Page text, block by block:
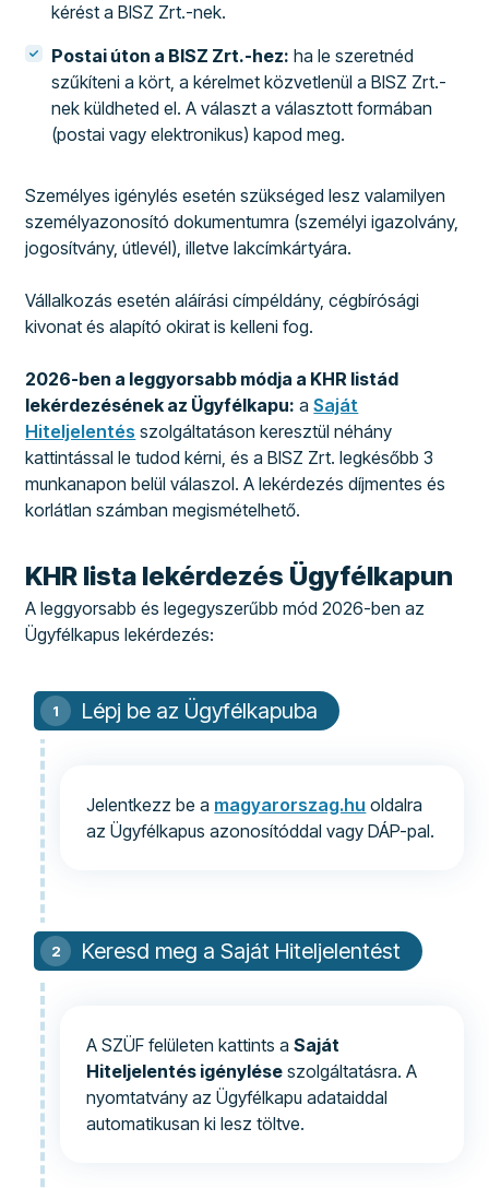
kérést a BISZ Zrt.-nek.
Postai úton a BISZ Zrt.-hez: ha le szeretnéd
szűkíteni a kört, a kérelmet közvetlenül a BISZ Zrt.-
nek küldheted el. A választ a választott formában
(postai vagy elektronikus) kapod meg.
Személyes igénylés esetén szükséged lesz valamilyen
személyazonosító dokumentumra (személyi igazolvány,
jogosítvány, útlevél), illetve lakcímkártyára.
Vállalkozás esetén aláírási címpéldány, cégbírósági
kivonat és alapító okirat is kelleni fog.
2026-ben a leggyorsabb módja a KHR listád
lekérdezésének az Ügyfélkapu: aSaját
Hiteljelentés szolgáltatáson keresztül néhány
kattintással le tudod kérni, és a BISZ Zrt. legkésőbb 3
munkanapon belül válaszol. A lekérdezés díjmentes és
korlátlan számban megismételhető.
KHR lista lekérdezés Ügyfélkapun
A leggyorsabb és legegyszerűbb mód 2026-ben az
Ügyfélkapus lekérdezés:
Lépj be az Ügyfélkapuba
Jelentkezz be a magyarorszag.hu oldalra
az Ügyfélkapus azonosítóddal vagy DÁP-pal.
Keresd meg a Saját Hiteljelentést
A SZÜF felületen kattints aSaját
Hiteljelentés igénylése szolgáltatásra. A
nyomtatvány az Ügyfélkapu adataiddal
automatikusan ki lesz töltve.